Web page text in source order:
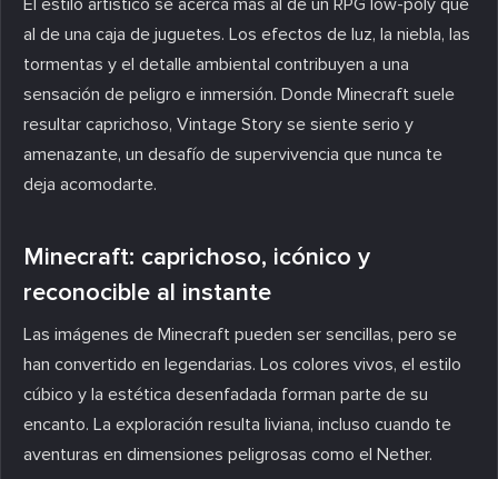
al de una caja de juguetes. Los efectos de luz, la niebla, las
tormentas y el detalle ambiental contribuyen a una
sensación de peligro e inmersión. Donde Minecraft suele
resultar caprichoso, Vintage Story se siente serio y
amenazante, un desafío de supervivencia que nunca te
deja acomodarte.
Minecraft: caprichoso, icónico y
reconocible al instante
Las imágenes de Minecraft pueden ser sencillas, pero se
han convertido en legendarias. Los colores vivos, el estilo
cúbico y la estética desenfadada forman parte de su
encanto. La exploración resulta liviana, incluso cuando te
aventuras en dimensiones peligrosas como el Nether.